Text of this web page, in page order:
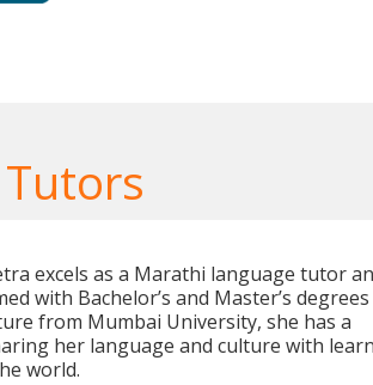
excels as a Marathi language tutor
with Bachelor’s and Master’s
from Mumbai University, she has a
her language and culture with
world.